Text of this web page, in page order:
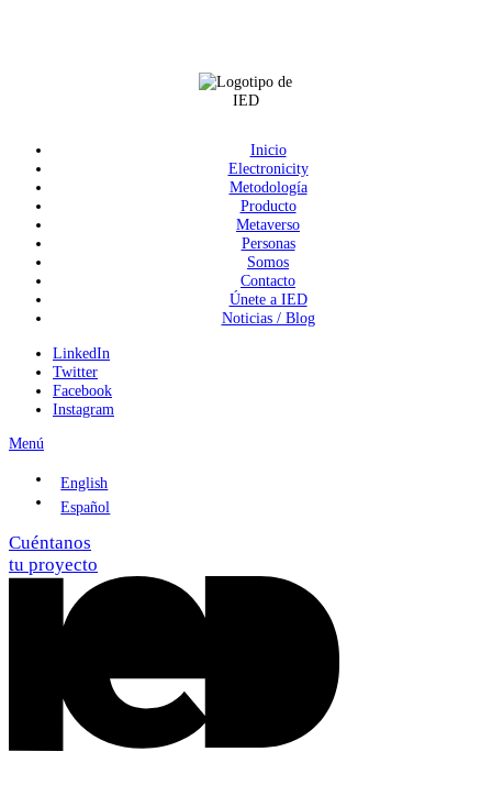
Inicio
Electronicity
Metodología
Producto
Metaverso
Personas
Somos
Contacto
Únete a IED
Noticias / Blog
LinkedIn
Twitter
Facebook
Instagram
Menú
English
Español
Cuéntanos
tu proyecto